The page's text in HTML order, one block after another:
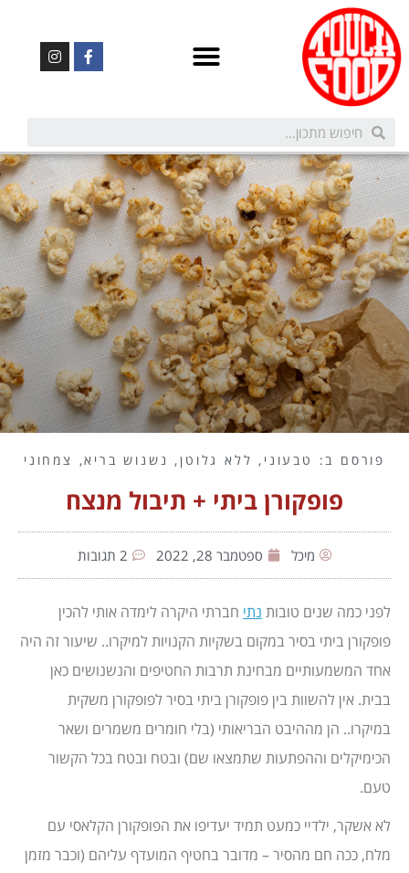
פורסם ב: טבעוני , ללא גלוטן, נשנוש בריא, צמחוני
פופקורן ביתי + תיבול מנצח
מיכל ספטמבר 28, 2022 2 תגובות
לפני כמה שנים טובות נתי חברתי היקרה לימדה אותי להכין
פופקורן ביתי בסיר במקום בשקיות הקנויות למיקרו.. שיעור זה היה
אחד המשמעותיים מבחינת תרבות החטיפים והנשנושים כאן
בבית. אין להשוות בין פופקורן ביתי בסיר לפופקורן משקית
במיקרו.. הן מההיבט הבריאותי (בלי חומרים משמרים ושאר
הכימיקלים וההפתעות שתמצאו שם) ובטח ובטח בכל הקשור
טעם.
לא אשקר, ילדיי כמעט תמיד יעדיפו את הפופקורן הקלאסי עם
מלח, ככה חם מהסיר – מדובר בחטיף המועדף עליהם (וכבר מזמן